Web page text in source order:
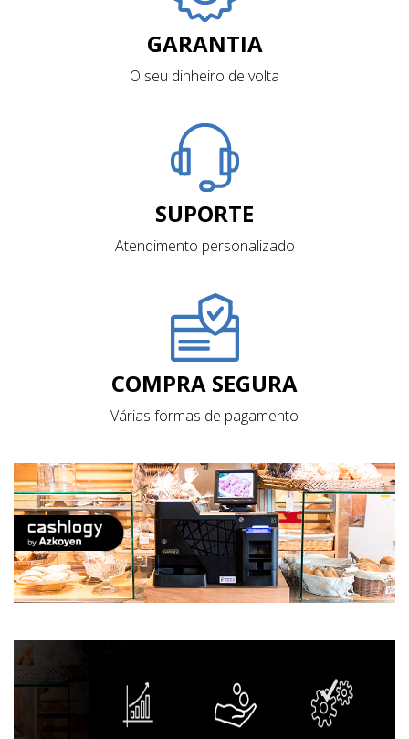
GARANTIA
O seu dinheiro de volta
SUPORTE
Atendimento personalizado
COMPRA SEGURA
Várias formas de pagamento